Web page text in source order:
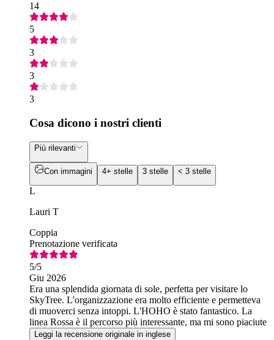
14
5
3
3
3
Cosa dicono i nostri clienti
Più rilevanti
Con immagini 4+ stelle 3 stelle < 3 stelle
L
Lauri T
Coppia
Prenotazione verificata
5/5
Giu 2026
Era una splendida giornata di sole, perfetta per visitare lo
SkyTree. L'organizzazione era molto efficiente e permetteva
di muoverci senza intoppi. L'HOHO è stato fantastico. La
linea Rossa è il percorso più interessante, ma mi sono piaciute
anche la Verde e la Blu.
Leggi la recensione originale in inglese